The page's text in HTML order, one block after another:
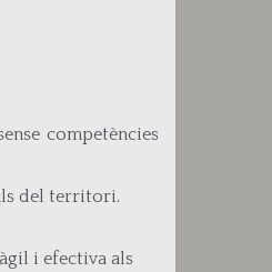
competències
del territori.
i efectiva als